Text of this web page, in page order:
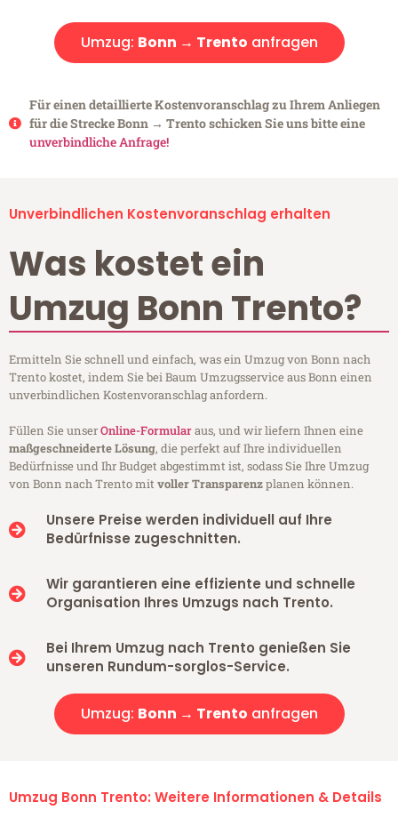
Umzug: Bonn → Trento anfragen
Für einen detaillierte Kostenvoranschlag zu Ihrem Anliegen
für die Strecke Bonn → Trento schicken Sie uns bitte eine
unverbindliche Anfrage!
Unverbindlichen Kostenvoranschlag erhalten
Was kostet ein
Umzug Bonn Trento?
Ermitteln Sie schnell und einfach, was ein Umzug von Bonn nach
Trento kostet, indem Sie bei Baum Umzugsservice aus Bonn einen
unverbindlichen Kostenvoranschlag anfordern.
Füllen Sie unserOnline-Formularaus, und wir liefern Ihnen eine
maßgeschneiderte Lösung, die perfekt auf Ihre individuellen
Bedürfnisse und Ihr Budget abgestimmt ist, sodass Sie Ihre Umzug
von Bonn nach Trento mitvoller Transparenzplanen können.
Unsere Preise werden individuell auf Ihre
Bedürfnisse zugeschnitten.
Wir garantieren eine effiziente und schnelle
Organisation Ihres Umzugs nach Trento.
Bei Ihrem Umzug nach Trento genießen Sie
unseren Rundum-sorglos-Service.
Umzug: Bonn → Trento anfragen
Umzug Bonn Trento: Weitere Informationen & Details